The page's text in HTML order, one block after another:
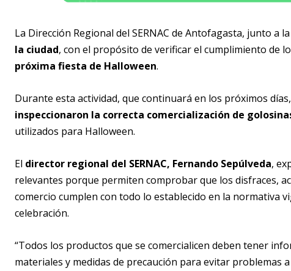
La Dirección Regional del SERNAC de Antofagasta, junto a
la ciudad, con el propósito de verificar el cumplimiento de
próxima fiesta de Halloween.
Durante esta actividad, que continuará en los próximos días,
inspeccionaron la correcta comercialización de
utilizados para Halloween.
El director regional del SERNAC, Fernando Sepúlveda,
relevantes porque permiten comprobar que los disfraces,
comercio cumplen con todo lo establecido en la normativa
celebración.
“Todos los productos que se comercialicen deben tener
materiales y medidas de precaución para evitar problemas